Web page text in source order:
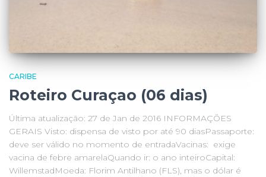
CARIBE
Roteiro Curaçao (06 dias)
Última atualização: 27 de Jan de 2016 INFORMAÇÕES
GERAIS Visto: dispensa de visto por até 90 diasPassaporte:
deve ser válido no momento de entradaVacinas: exige
vacina de febre amarelaQuando ir: o ano inteiroCapital:
WillemstadMoeda: Florim Antilhano (FLS), mas o dólar é